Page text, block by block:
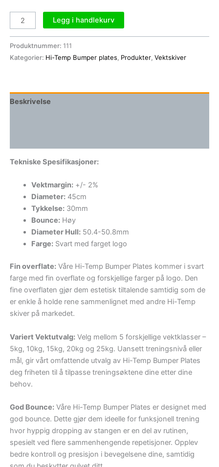
Legg i handlekurv
Produktnummer: 111
Kategorier: Hi-Temp Bumper plates, Produkter, Vektskiver
Beskrivelse
Tekniske Spesifikasjoner:
Vektmargin:+/- 2%
Diameter:45cm
Tykkelse:30mm
Bounce:Høy
Diameter Hull:50.4-50.8mm
Farge:Svart med farget logo
Fin overflate: Våre Hi-Temp Bumper Plates kommer i svart
farge med fin overflate og forskjellige farger på logo. Den
fine overflaten gjør dem estetisk tiltalende samtidig som de
er enkle å holde rene sammenlignet med andre Hi-Temp
skiver på markedet.
Variert Vektutvalg: Velg mellom 5 forskjellige vektklasser –
5kg, 10kg, 15kg, 20kg og 25kg. Uansett treningsnivå eller
mål, gir vårt omfattende utvalg av Hi-Temp Bumper Plates
deg friheten til å tilpasse treningsøktene dine etter dine
behov.
God Bounce: Våre Hi-Temp Bumper Plates er designet med
god bounce. Dette gjør dem ideelle for funksjonell trening
hvor hyppig dropping av stangen er en del av rutinen,
spesielt ved flere sammenhengende repetisjoner. Opplev
bedre kontroll og presisjon i bevegelsene dine, samtidig